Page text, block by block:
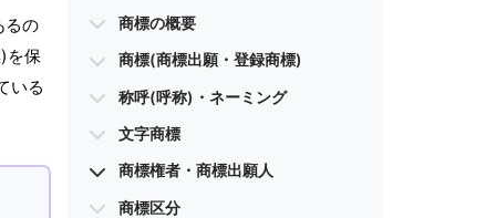
るの
を保
いる
商標の概要
商標(商標出願・登録商標)
称呼(呼称)・ネーミング
文字商標
商標権者・商標出願人
商標区分